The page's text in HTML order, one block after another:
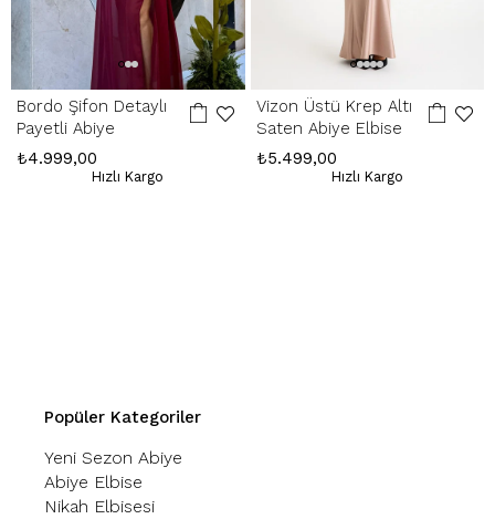
Bordo Şifon Detaylı
Payetli Abiye
₺4.999,00
Hızlı Kargo
Vizon Üstü Krep Altı
Saten Abiye Elbise
₺5.499,00
Hızlı Kargo
Popüler Kategoriler
Yeni Sezon Abiye
Abiye Elbise
Nikah Elbisesi